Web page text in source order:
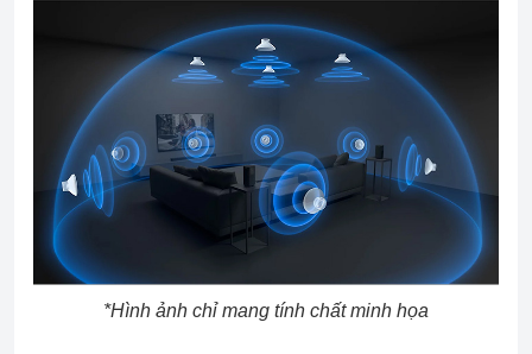
*Hình ảnh chỉ mang tính chất minh họa